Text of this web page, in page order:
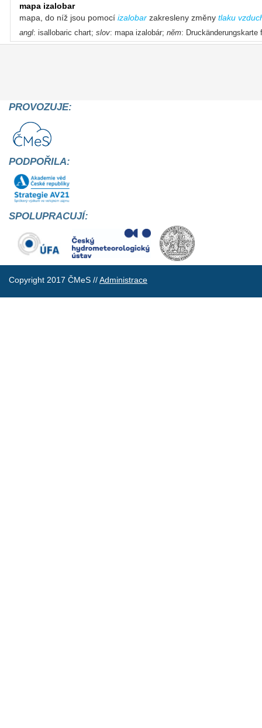
mapa izalobar
mapa, do níž jsou pomocí izalobar zakresleny změny tlaku
angl: isallobaric chart; slov: mapa izalobár; něm:
PROVOZUJE:
PODPOŘILA:
SPOLUPRACUJÍ:
Copyright 2017 ČMeS //Administrace